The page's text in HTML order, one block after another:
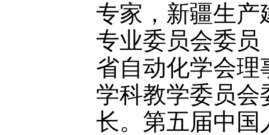
专家，新疆生产
专业委员会委员
省自动化学会
学科教学委员会
长。第五届中国